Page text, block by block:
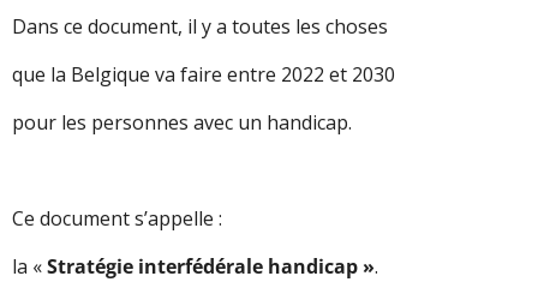
Dans ce document, il y a toutes les choses
que la Belgique va faire entre 2022 et 2030
pour les personnes avec un handicap.
Ce document s’appelle :
la «Stratégie interfédérale handicap ».